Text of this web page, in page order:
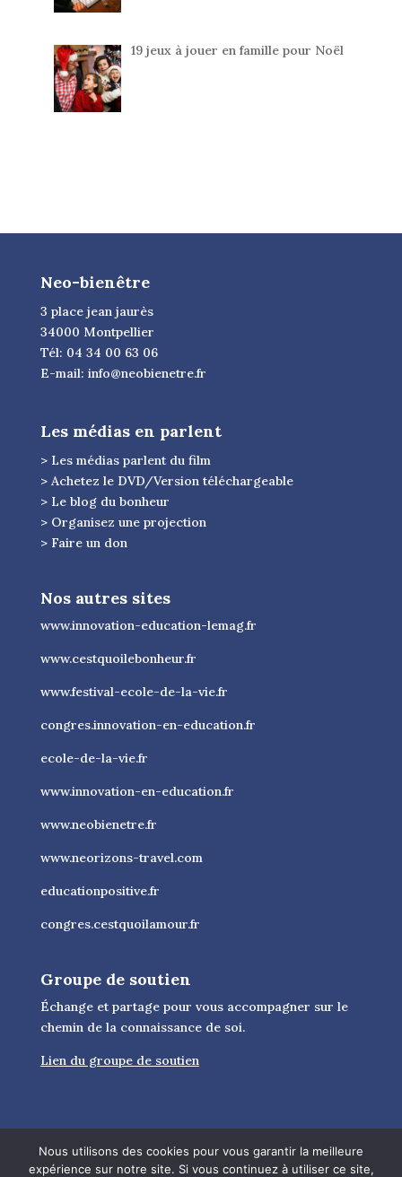
19 jeux à jouer en famille pour Noël
Neo-bienêtre
3 place jean jaurès
34000 Montpellier
Tél: 04 34 00 63 06
E-mail: info@neobienetre.fr
Les médias en parlent
> Les médias parlent du film
> Achetez le DVD/Version téléchargeable
> Le blog du bonheur
> Organisez une projection
> Faire un don
Nos autres sites
www.innovation-education-lemag.fr
www.cestquoilebonheur.fr
www.festival-ecole-de-la-vie.fr
congres.innovation-en-education.fr
ecole-de-la-vie.fr
www.innovation-en-education.fr
www.neobienetre.fr
www.neorizons-travel.com
educationpositive.fr
congres.cestquoilamour.fr
Groupe de soutien
Échange et partage pour vous accompagner sur le
chemin de la connaissance de soi.
Lien du groupe de soutien
Nous utilisons des cookies pour vous garantir la meilleure
expérience sur notre site. Si vous continuez à utiliser ce site,